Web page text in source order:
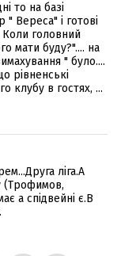
то на базі
" Вереса" і готові
головний
мати буду?".... на
" було....
рівненські
клубу в гостях, ...
ліга.А
(Трофимов,
а спідвейні є.В